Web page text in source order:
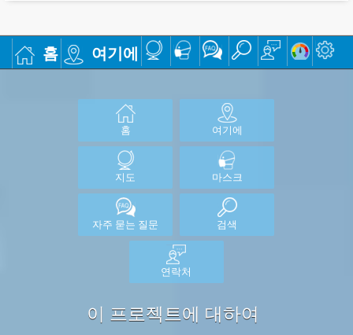
홈 여기에
홈 여기에
지도 마스크
자주 묻는 질문 검색
연락처
이 프로젝트에 대하여